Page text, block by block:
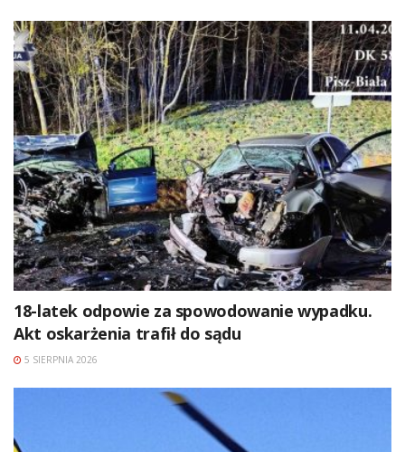
18-latek odpowie za spowodowanie wypadku.
Akt oskarżenia trafił do sądu
5 SIERPNIA 2026